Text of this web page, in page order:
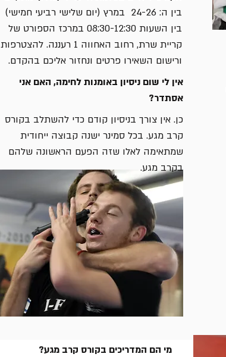
אין לי שום ניסיון באומנות לחימה, האם אני
אסתדר?
כן. אין צורך בניסיון קודם כדי להשתלב בקורס
קרב מגע. בכל סמינר ישנה קבוצה ייחודית
שמתאימה לאלו שזה הפעם הראשונה שלהם
בקרב מגע.
בין ה: 24-26 במרץ (יום שלישי רביעי חמישי)
בין השעות 08:30-12:30 במרכז הספורט של
קריית שרת, רחוב האחווה 1 רעננה.
להצטרפות
ורישום השאירו פרטים ונחזור אליכם בהקדם.
מי הם המדריכים בקורס קרב מגע?